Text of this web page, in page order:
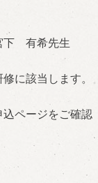
下 有希先生
に該当します。
込ページをご確認